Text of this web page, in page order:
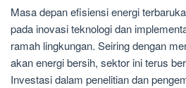
Masa depan efisiensi energi
pada inovasi teknologi dan
ramah lingkungan. Seiring dengan
akan energi bersih, sektor ini terus
Investasi dalam penelitian dan